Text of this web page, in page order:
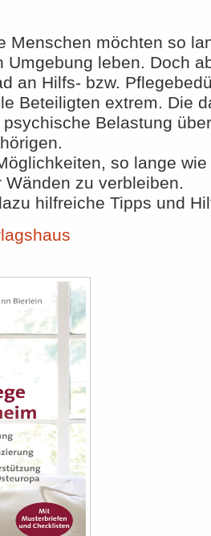
Menschen möchten so
Umgebung leben. Doch
an Hilfs- bzw.
Beteiligten extrem. Die
Belastung
so lange
zu verbleiben.
hilfreiche Tipps und